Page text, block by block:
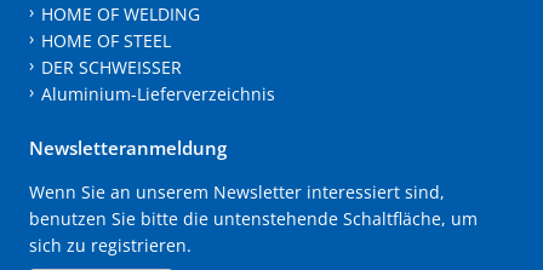
HOME OF WELDING
HOME OF STEEL
DER SCHWEISSER
Aluminium-Lieferverzeichnis
Newsletteranmeldung
Wenn Sie an unserem Newsletter interessiert sind,
benutzen Sie bitte die untenstehende Schaltfläche, um
sich zu registrieren.